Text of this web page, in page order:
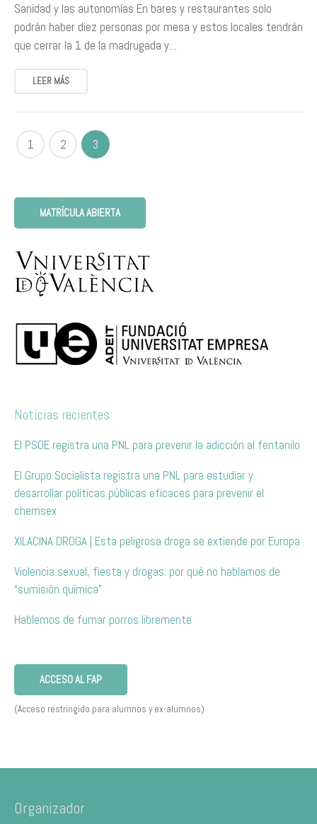
Sanidad y las autonomías En bares y restaurantes solo
podrán haber diez personas por mesa y estos locales tendrán
que cerrar la 1 de la madrugada y…
LEER MÁS
1 2 3
MATRÍCULA ABIERTA
Noticias recientes
El PSOE registra una PNL para prevenir la adicción al fentanilo
El Grupo Socialista registra una PNL para estudiar y
desarrollar políticas públicas eficaces para prevenir el
chemsex
XILACINA DROGA | Esta peligrosa droga se extiende por Europa
Violencia sexual, fiesta y drogas: por qué no hablamos de
“sumisión química”
Hablemos de fumar porros libremente
ACCESO AL FAP
(Acceso restringido para alumnos y ex-alumnos)
Organizador